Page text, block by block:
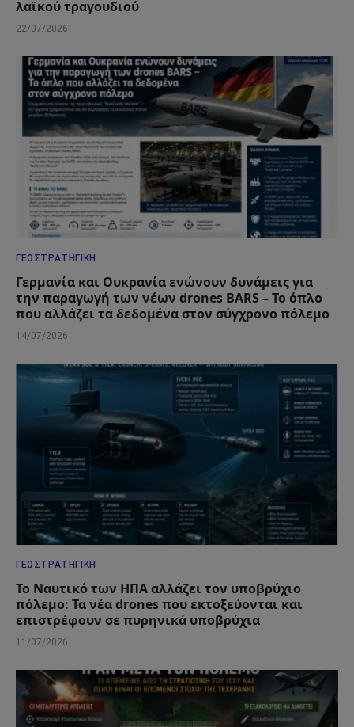
λαϊκού τραγουδιού
22/07/2026
ΓΕΩΣΤΡΑΤΗΓΙΚΉ
Γερμανία και Ουκρανία ενώνουν δυνάμεις για
την παραγωγή των νέων drones BARS – Το όπλο
που αλλάζει τα δεδομένα στον σύγχρονο πόλεμο
14/07/2026
ΓΕΩΣΤΡΑΤΗΓΙΚΉ
Το Ναυτικό των ΗΠΑ αλλάζει τον υποβρύχιο
πόλεμο: Τα νέα drones που εκτοξεύονται και
επιστρέφουν σε πυρηνικά υποβρύχια
11/07/2026